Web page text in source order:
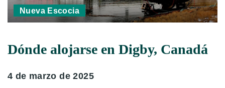
Nueva Escocia
Dónde alojarse en Digby, Canadá
4 de marzo de 2025